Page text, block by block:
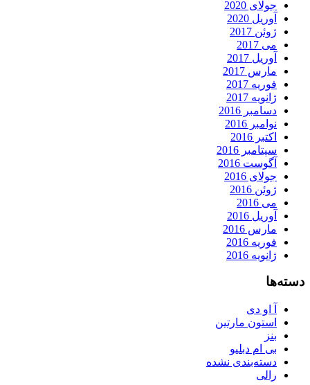
جولای 2020
آوریل 2020
ژوئن 2017
می 2017
آوریل 2017
مارس 2017
فوریه 2017
ژانویه 2017
دسامبر 2016
نوامبر 2016
اکتبر 2016
سپتامبر 2016
آگوست 2016
جولای 2016
ژوئن 2016
می 2016
آوریل 2016
مارس 2016
فوریه 2016
ژانویه 2016
دسته‌ها
آ او دی
استون مارتین
بنز
بی ام دبلیو
دسته‌بندی نشده
رالی